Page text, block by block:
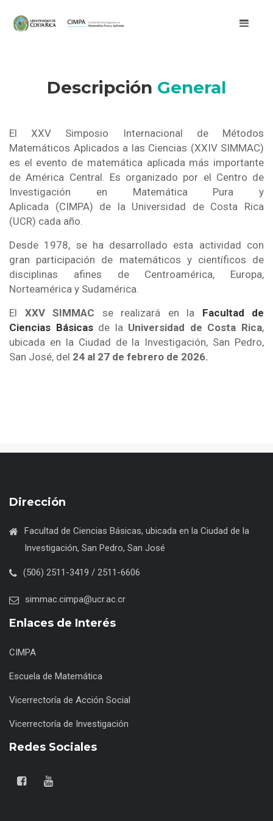
Descripción General
El XXV Simposio Internacional de Métodos
Matemáticos Aplicados a las Ciencias (XXIV SIMMAC)
es el evento de matemática aplicada más importante
de América Central. Es organizado por el Centro de
Investigación en Matemática Pura y
Aplicada (CIMPA) de la Universidad de Costa Rica
(UCR) cada año.
Desde 1978, se ha desarrollado esta actividad con
gran participación de matemáticos y científicos de
disciplinas afines de Centroamérica, Europa,
Norteamérica y Sudamérica.
El XXV SIMMAC se realizará en la Facultad de
Ciencias Básicasde la Universidad de Costa Rica,
ubicada en la Ciudad de la Investigación, San Pedro,
San José, del 24 al 27 de febrero de 2026.
Dirección
Facultad de Ciencias Básicas, ubicada en la Ciudad de la
Investigación, San Pedro, San José
(506) 2511-3419 / 2511-6606
simmac.cimpa@ucr.ac.cr
Enlaces de Interés
CIMPA
Escuela de Matemática
Vicerrectoría de Acción Social
Vicerrectoría de Investigación
Redes Sociales